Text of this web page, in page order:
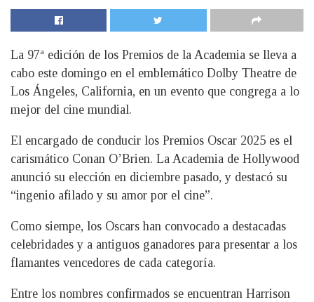
La 97ª edición de los Premios de la Academia se lleva a
cabo este domingo en el emblemático Dolby Theatre de
Los Ángeles, California, en un evento que congrega a lo
mejor del cine mundial.
El encargado de conducir los Premios Oscar 2025 es el
carismático Conan O’Brien. La Academia de Hollywood
anunció su elección en diciembre pasado, y destacó su
“ingenio afilado y su amor por el cine”.
Como siempe, los Oscars han convocado a destacadas
celebridades y a antiguos ganadores para presentar a los
flamantes vencedores de cada categoría.
Entre los nombres confirmados se encuentran Harrison